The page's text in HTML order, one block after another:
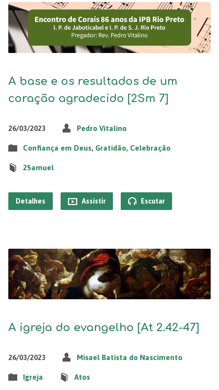
A base e os resultados de um
coração agradecido [2Sm 7]
26/03/2023 Pedro Vitalino
Confiança em Deus, Gratidão, Celebração
2Samuel
Detalhes Assistir Escutar
A igreja do evangelho [At 2.42-47]
26/03/2023 Misael Batista do Nascimento
Igreja Atos